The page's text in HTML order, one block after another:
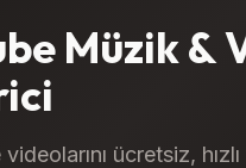
Müzik &
ücretsiz,